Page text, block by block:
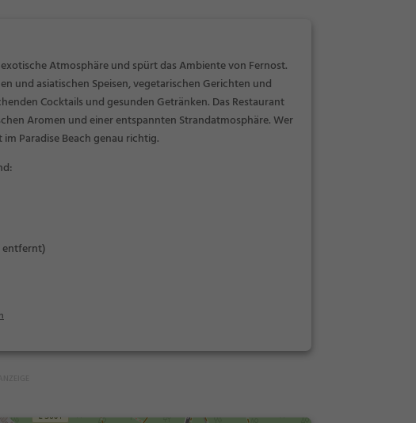
Atmosphäre und spürt das Ambiente von Fernost.
und asiatischen Speisen, vegetarischen Gerichten und
Cocktails und gesunden Getränken. Das Restaurant
Aromen und einer entspannten Strandatmosphäre. Wer
Paradise Beach genau richtig.
entfernt)